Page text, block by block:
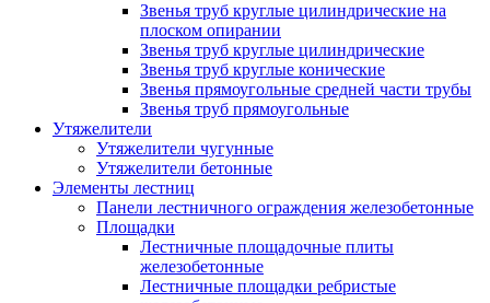
Звенья труб круглые цилиндрические на
плоском опирании
Звенья труб круглые цилиндрические
Звенья труб круглые конические
Звенья прямоугольные средней части трубы
Звенья труб прямоугольные
Утяжелители
Утяжелители чугунные
Утяжелители бетонные
Элементы лестниц
Панели лестничного ограждения железобетонные
Площадки
Лестничные площадочные плиты
железобетонные
Лестничные площадки ребристые